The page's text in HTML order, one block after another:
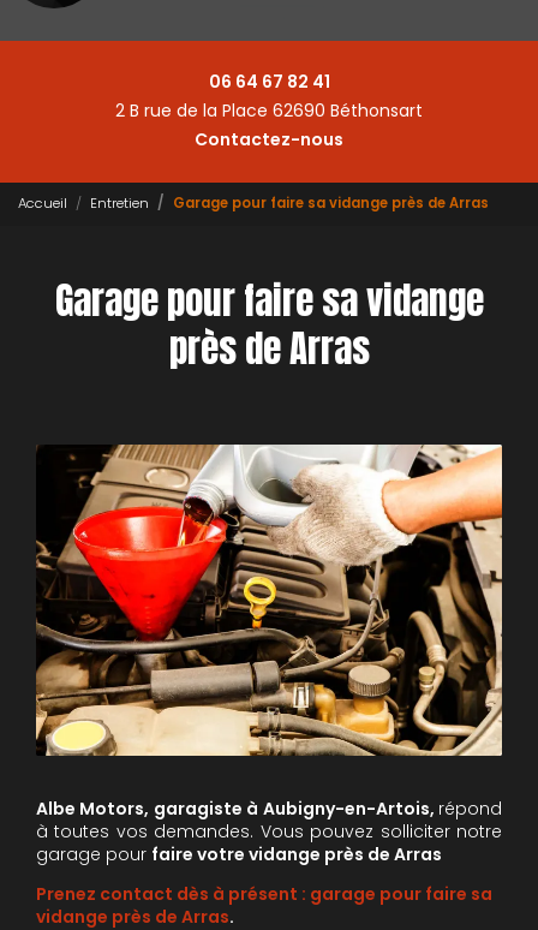
06 64 67 82 41
2 B rue de la Place 62690 Béthonsart
Contactez-nous
Accueil Entretien Garage pour faire sa vidange près de Arras
Garage pour faire sa vidange
près de Arras
Albe Motors, garagiste à Aubigny-en-Artois, répond
à toutes vos demandes. Vous pouvez solliciter notre
garage pour faire votre vidange près de Arras
Prenez contact dès à présent : garage pour faire sa
vidange près de Arras.